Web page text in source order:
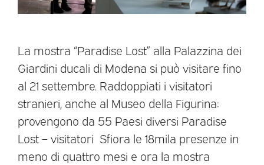
La mostra “Paradise Lost” alla Palazzina dei
Giardini ducali di Modena si può visitare fino
al 21 settembre. Raddoppiati i visitatori
stranieri, anche al Museo della Figurina:
provengono da 55 Paesi diversi Paradise
Lost – visitatori Sfiora le 18mila presenze in
meno di quattro mesi e ora la mostra